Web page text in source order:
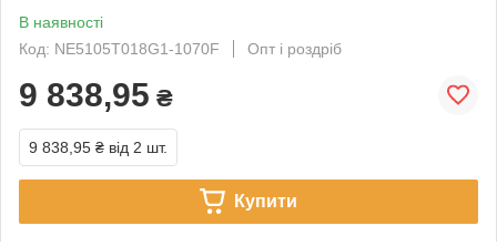
В наявності
Код: NE5105T018G1-1070F
Опт і роздріб
9 838,95 ₴
9 838,95 ₴ від 2 шт.
Купити